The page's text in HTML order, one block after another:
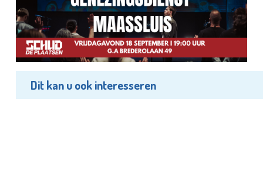
Dit kan u ook interesseren